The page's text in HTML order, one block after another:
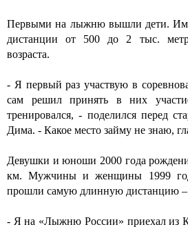
Первыми на лыжню вышли дети. Им
дистанции от 500 до 2 тыс.
возраста.
- Я первый раз участвую в
сам решил принять в них
тренировался, - поделился перед
Дима. - Какое место займу не знаю,
Девушки и юноши 2000 года
км. Мужчины и женщины 1999
прошли самую длинную дистанцию –
- Я на «Лыжню России» приехал из